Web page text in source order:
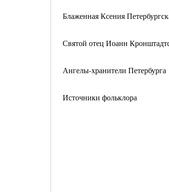
Блаженная Ксения
Святой отец Иоанн
Ангелы-хранители Петербурга
Источники фольклора